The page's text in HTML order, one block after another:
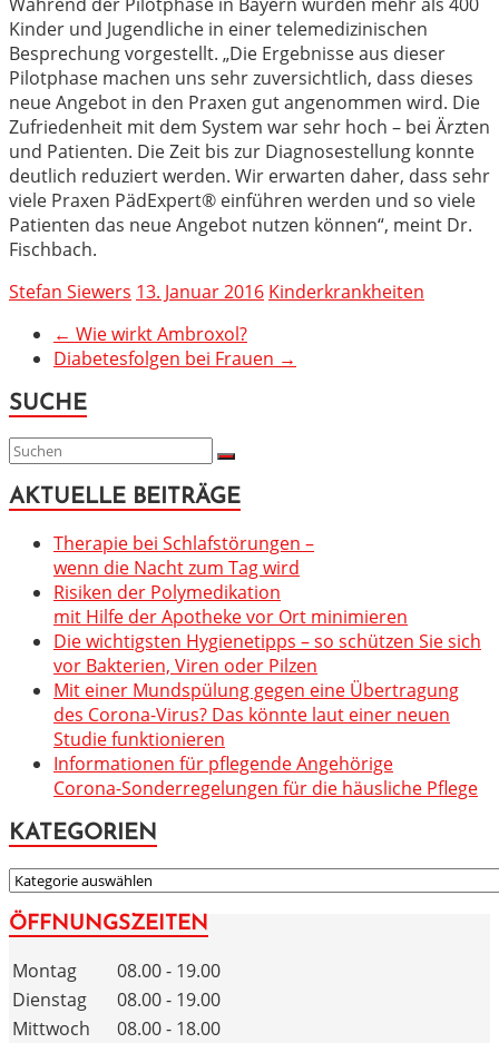
Kinder und Jugendliche in einer telemedizinischen
Besprechung vorgestellt. „Die Ergebnisse aus dieser
Pilotphase machen uns sehr zuversichtlich, dass dieses
neue Angebot in den Praxen gut angenommen wird. Die
Zufriedenheit mit dem System war sehr hoch – bei Ärzten
und Patienten. Die Zeit bis zur Diagnosestellung konnte
deutlich reduziert werden. Wir erwarten daher, dass sehr
viele Praxen PädExpert® einführen werden und so viele
Patienten das neue Angebot nutzen können“, meint Dr.
Fischbach.
Stefan Siewers 13. Januar 2016 Kinderkrankheiten
← Wie wirkt Ambroxol?
Diabetesfolgen bei Frauen →
SUCHE
AKTUELLE BEITRÄGE
Therapie bei Schlafstörungen –
wenn die Nacht zum Tag wird
Risiken der Polymedikation
mit Hilfe der Apotheke vor Ort minimieren
Die wichtigsten Hygienetipps – so schützen Sie sich
vor Bakterien, Viren oder Pilzen
Mit einer Mundspülung gegen eine Übertragung
des Corona-Virus? Das könnte laut einer neuen
Studie funktionieren
Informationen für pflegende Angehörige
Corona-Sonderregelungen für die häusliche Pflege
KATEGORIEN
KATEGORIEN
ÖFFNUNGSZEITEN
Montag
08.00 - 19.00
Dienstag
08.00 - 19.00
Mittwoch
08.00 - 18.00